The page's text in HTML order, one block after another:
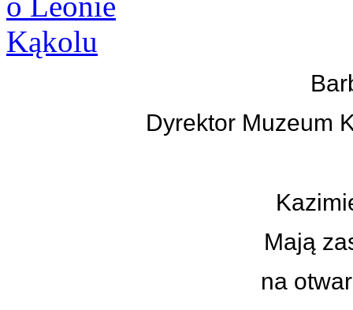
Dyrektor Muzeum
Mają
na